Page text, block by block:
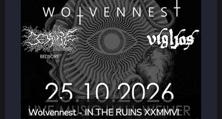
Wolvennest - IN THE RUINS XXMMVI